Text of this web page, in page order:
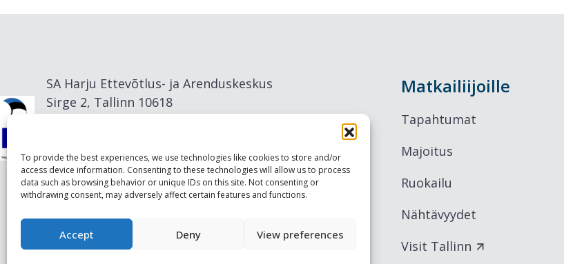
To provide the best experiences, we use technologies like cookies to store and/or
access device information. Consenting to these technologies will allow us to process
data such as browsing behavior or unique IDs on this site. Not consenting or
withdrawing consent, may adversely affect certain features and functions.
Accept Deny View preferences
SA Harju Ettevõtlus- ja Arenduskeskus
Sirge 2, Tallinn 10618
Matkailiijoille
Tapahtumat
Majoitus
Ruokailu
Nähtävyydet
Visit Tallinn